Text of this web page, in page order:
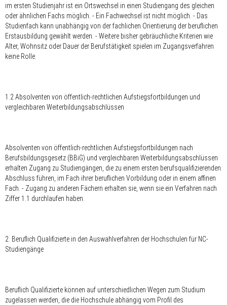
im ersten Studienjahr ist ein Ortswechsel in einen Studiengang des gleichen
oder ähnlichen Fachs möglich. - Ein Fachwechsel ist nicht möglich. - Das
Studienfach kann unabhängig von der fachlichen Orientierung der beruflichen
Erstausbildung gewählt werden. - Weitere bisher gebräuchliche Kriterien wie
Alter, Wohnsitz oder Dauer der Berufstätigkeit spielen im Zugangsverfahren
keine Rolle.
1.2 Absolventen von öffentlich-rechtlichen Aufstiegsfortbildungen und
vergleichbaren Weiterbildungsabschlüssen
Absolventen von öffentlich-rechtlichen Aufstiegsfortbildungen nach
Berufsbildungsgesetz (BBiG) und vergleichbaren Weiterbildungsabschlüssen
erhalten Zugang zu Studiengängen, die zu einem ersten berufsqualifizierenden
Abschluss führen, im Fach ihrer beruflichen Vorbildung oder in einem affinen
Fach. - Zugang zu anderen Fächern erhalten sie, wenn sie ein Verfahren nach
Ziffer 1.1 durchlaufen haben.
2. Beruflich Qualifizierte in den Auswahlverfahren der Hochschulen für NC-
Studiengänge
Beruflich Qualifizierte können auf unterschiedlichen Wegen zum Studium
zugelassen werden, die die Hochschule abhängig vom Profil des